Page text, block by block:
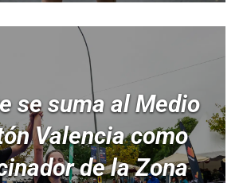
se suma al Medio
Valencia como
de la Zona